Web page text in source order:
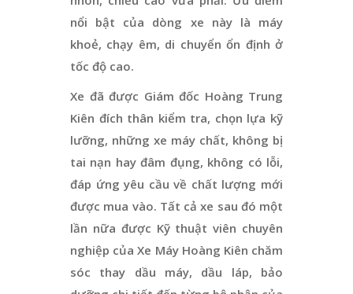
nổi bật của dòng xe này là máy
khoẻ, chạy êm, di chuyển ổn định ở
tốc độ cao.
Xe đã được Giám đốc Hoàng Trung
Kiên đích thân kiểm tra, chọn lựa kỹ
lưỡng, những xe máy chất, không bị
tai nạn hay đâm đụng, không có lỗi,
đáp ứng yêu cầu về chất lượng mới
được mua vào. Tất cả xe sau đó một
lần nữa được Kỹ thuật viên chuyên
nghiệp của Xe Máy Hoàng Kiên chăm
sóc thay dầu máy, dầu láp, bảo